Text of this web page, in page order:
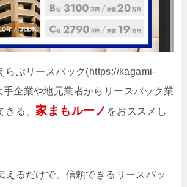
らぶリースバック(https://kagami-
企業や地元業者からリースバック業
きる、家まもルーノ をおススメし
えるだけで、信頼できるリースバッ